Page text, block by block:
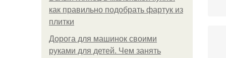
как правильно подобрать фартук из
плитки
Дорога для машинок своими
руками для детей. Чем занять